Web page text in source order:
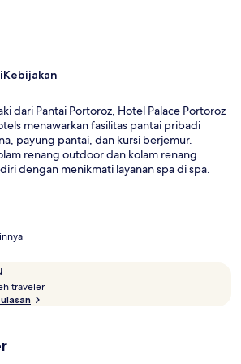
Kebijakan
dari Pantai Portoroz, Hotel Palace Portoroz
menawarkan fasilitas pantai pribadi
payung pantai, dan kursi berjemur.
renang outdoor dan kolam renang
dengan menikmati layanan spa di spa.
makan siang dan makan malam.
unggulan di hotel mewah ini seperti, bar
dan pusat kebugaran 24 jam.
traveler